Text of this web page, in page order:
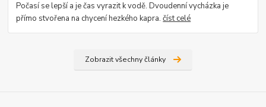
Počasí se lepší a je čas vyrazit k vodě. Dvoudenní vycházka je
přímo stvořena na chycení hezkého kapra.číst celé
Zobrazit všechny články